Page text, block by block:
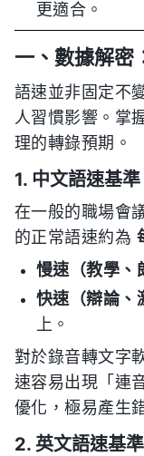
更適合。
一、數據解密
語速並非固定不
人習慣影響。掌
理的轉錄預期。
1. 中文語速基準
在一般的職場會
的正常語速約為
慢速（教學、
快速（辯論、
上。
對於錄音轉文字
速容易出現「連
優化，極易產生
2. 英文語速基準